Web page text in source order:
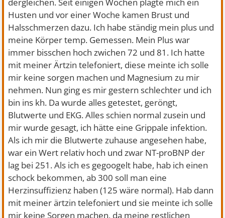
Husten und vor einer Woche kamen Brust und
Halsschmerzen dazu. Ich habe ständig mein plus und
meine Körper temp. Gemessen. Mein Plus war
immer bisschen hoch zwichen 72 und 81. Ich hatte
mit meiner Ärtzin telefoniert, diese meinte ich solle
mir keine sorgen machen und Magnesium zu mir
nehmen. Nun ging es mir gestern schlechter und ich
bin ins kh. Da wurde alles getestet, geröngt,
Blutwerte und EKG. Alles schien normal zusein und
mir wurde gesagt, ich hätte eine Grippale infektion.
Als ich mir die Blutwerte zuhause angesehen habe,
war ein Wert relativ hoch und zwar NT-proBNP der
lag bei 251. Als ich es gegoogelt habe, hab ich einen
schock bekommen, ab 300 soll man eine
Herzinsuffizienz haben (125 wäre normal). Hab dann
mit meiner ärtzin telefoniert und sie meinte ich solle
mir keine Sorgen machen, da meine restlichen